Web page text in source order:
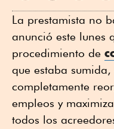
La prestamista no
anunció este lunes
procedimiento de
que estaba
completamente
empleos y
todos los